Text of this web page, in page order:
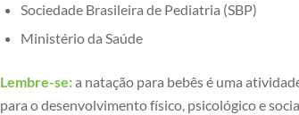
Sociedade Brasileira de Pediatria (SBP)
Ministério da Saúde
Lembre-se:a natação para bebês é uma
para o desenvolvimento físico, psicológico e